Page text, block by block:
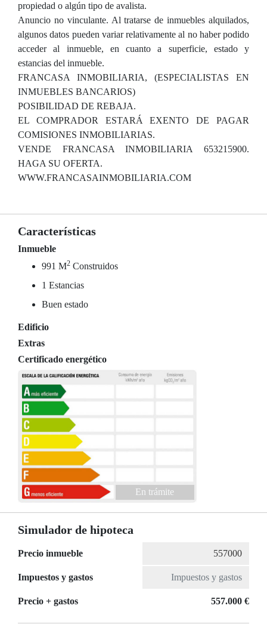
propiedad o algún tipo de avalista.
Anuncio no vinculante. Al tratarse de inmuebles alquilados,
algunos datos pueden variar relativamente al no haber podido
acceder al inmueble, en cuanto a superficie, estado y
estancias del inmueble.
FRANCASA INMOBILIARIA, (ESPECIALISTAS EN
INMUEBLES BANCARIOS)
POSIBILIDAD DE REBAJA.
EL COMPRADOR ESTARÁ EXENTO DE PAGAR
COMISIONES INMOBILIARIAS.
VENDE FRANCASA INMOBILIARIA 653215900.
HAGA SU OFERTA.
WWW.FRANCASAINMOBILIARIA.COM
Características
Inmueble
991 M2 Construidos
1 Estancias
Buen estado
Edificio
Extras
Certificado energético
En trámite
Simulador de hipoteca
Precio inmueble
Impuestos y gastos
Precio + gastos 557.000 €